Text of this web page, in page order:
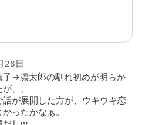
28日
子→凛太郎の馴れ初めが明らか
、、
が展開した方が、ウキウキ恋
ったかなぁ。